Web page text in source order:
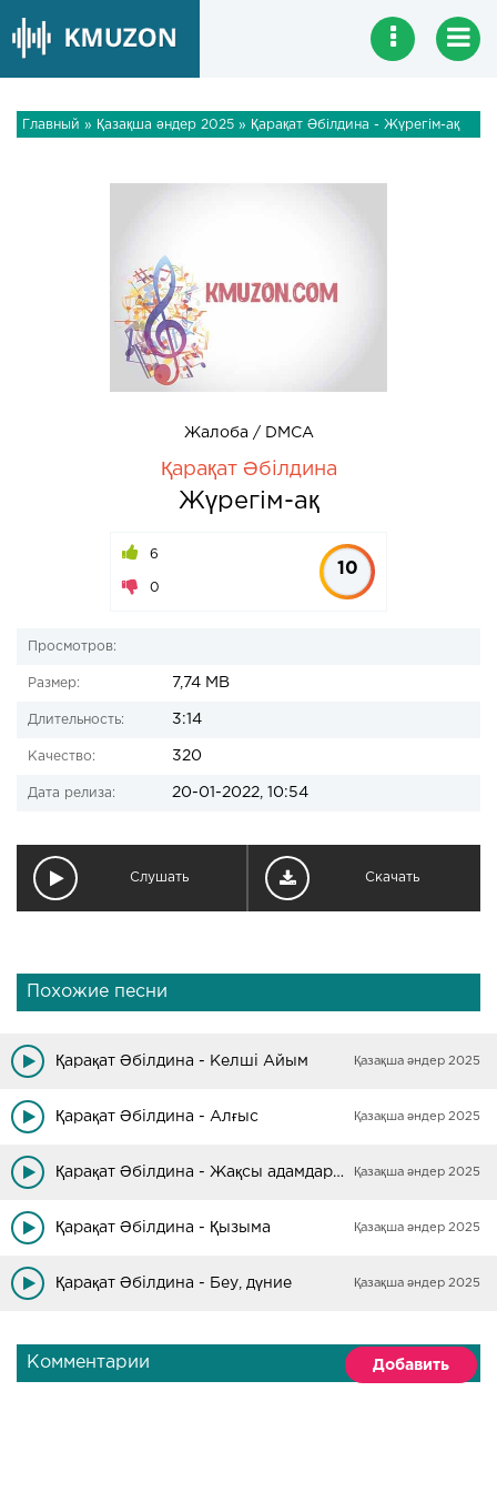
Главный » Қазақша әндер 2025 » Қарақат Әбілдина - Жүрегім-ақ
Жалоба / DMCA
Қарақат Әбілдина
Жүрегім-ақ
6
0
10
Просмотров:
Размер: 7,74 MB
Длительность: 3:14
Качество: 320
Дата релиза: 20-01-2022, 10:54
Слушать Скачать
Похожие песни
Қарақат Әбілдина - Келші Айым Қазақша әндер 2025
Қарақат Әбілдина - Алғыс Қазақша әндер 2025
Қарақат Әбілдина - Жақсы адамдарым Қазақша әндер 2025
Қарақат Әбілдина - Қызыма Қазақша әндер 2025
Қарақат Әбілдина - Беу, дүние Қазақша әндер 2025
Комментарии Добавить